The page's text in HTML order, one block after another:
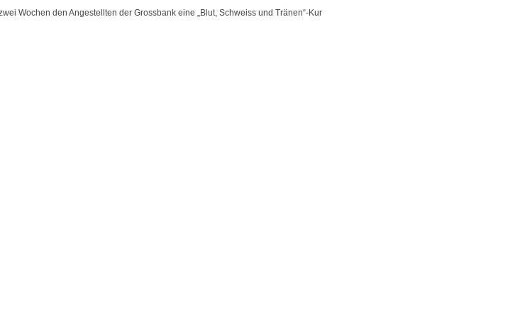
Wochen den Angestellten der Grossbank eine „Blut, Schweiss und Tränen“-Kur